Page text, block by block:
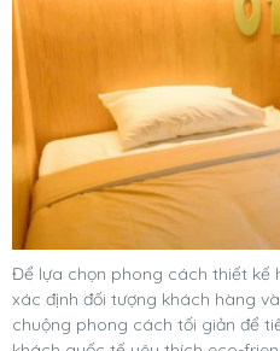
Để lựa chọn phong cách thiết kế
xác định đối tượng khách hàng
chuộng phong cách tối giản để